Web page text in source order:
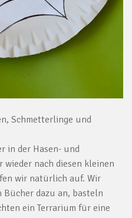
Schmetterlinge und
in der Hasen- und
wieder nach diesen kleinen
wir natürlich auf. Wir
Bücher dazu an, basteln
ein Terrarium für eine